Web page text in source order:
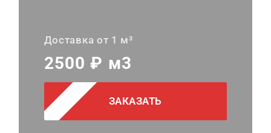
Доставка от 1 м³
2500 ₽ м3
ЗАКАЗАТЬ